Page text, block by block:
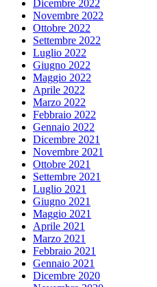
Dicembre 2022
Novembre 2022
Ottobre 2022
Settembre 2022
Luglio 2022
Giugno 2022
Maggio 2022
Aprile 2022
Marzo 2022
Febbraio 2022
Gennaio 2022
Dicembre 2021
Novembre 2021
Ottobre 2021
Settembre 2021
Luglio 2021
Giugno 2021
Maggio 2021
Aprile 2021
Marzo 2021
Febbraio 2021
Gennaio 2021
Dicembre 2020